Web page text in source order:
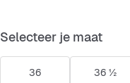
Selecteer je maat
36 36 ½